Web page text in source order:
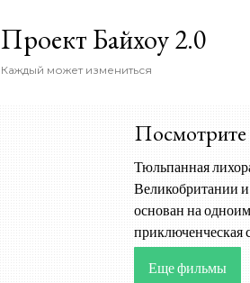
Проект Байхоу 2.0
Каждый может измениться
Посмотрите
Тюльпанная
Великобритании
основан на
приключенческая
Еще фильмы